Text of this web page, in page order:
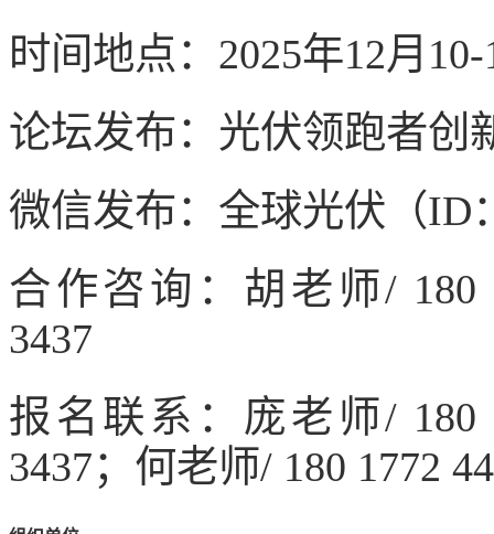
时间地点：2025年12月
论坛发布：光伏领跑者创
微信发布：全球光伏（ID
合作咨询：胡老师/ 180
3437
报名联系：庞老师/ 180
3437；何老师/ 180 1772